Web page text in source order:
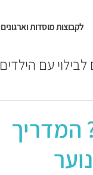
לקבוצות מוסדות וארגונים
לבילוי עם הילדים
המדריך